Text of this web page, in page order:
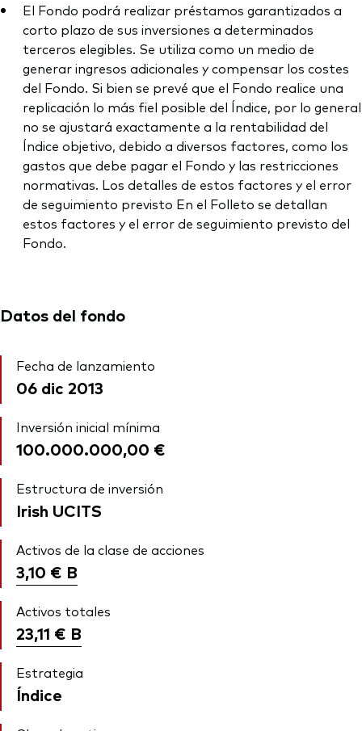
El Fondo podrá realizar préstamos garantizados a
corto plazo de sus inversiones a determinados
terceros elegibles. Se utiliza como un medio de
generar ingresos adicionales y compensar los costes
del Fondo. Si bien se prevé que el Fondo realice una
replicación lo más fiel posible del Índice, por lo general
no se ajustará exactamente a la rentabilidad del
Índice objetivo, debido a diversos factores, como los
gastos que debe pagar el Fondo y las restricciones
normativas. Los detalles de estos factores y el error
de seguimiento previsto En el Folleto se detallan
estos factores y el error de seguimiento previsto del
Fondo.
Datos del fondo
Fecha de lanzamiento
06 dic 2013
Inversión inicial mínima
100.000.000,00 €
Estructura de inversión
Irish UCITS
Activos de la clase de acciones
3,10 € B
Activos totales
23,11 € B
Estrategia
Índice